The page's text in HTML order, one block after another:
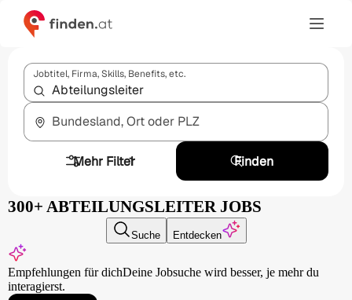
Jobtitel, Firma, Skills, Benefits, etc.
Bundesland, Ort oder PLZ
Mehr Filter
1 Finden
300+ ABTEILUNGSLEITER JOBS
Suche Entdecken
Empfehlungen für dichDeine Jobsuche wird besser, je mehr du
interagierst.